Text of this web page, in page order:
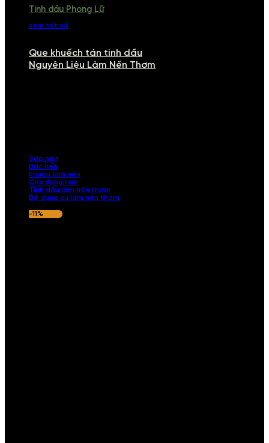
Tinh dầu Phong Lữ
xem tất cả
Que khuếch tán tinh dầu
Nguyên Liệu Làm Nến Thơm
Sáp nến
Bấc nến
Khuôn làm nến
Cốc đựng nến
Tinh dầu làm nến thơm
Bộ dụng cụ làm nến thơm
-11%